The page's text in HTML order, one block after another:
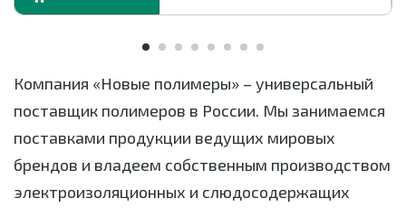
Компания «Новые полимеры» – универсальный
поставщик полимеров в России. Мы занимаемся
поставками продукции ведущих мировых
брендов и владеем собственным производством
электроизоляционных и слюдосодержащих